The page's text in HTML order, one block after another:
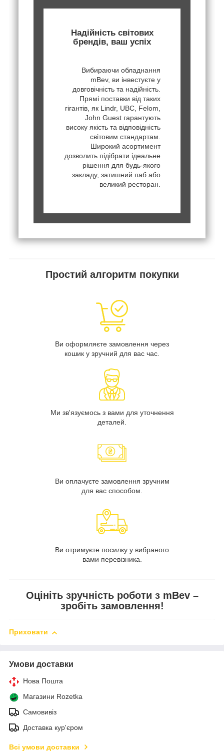
Надійність світових
брендів, ваш успіх
Вибираючи обладнання
mBev, ви інвестуєте у
довговічність та надійність.
Прямі поставки від таких
гігантів, як Lindr, UBC, Felom,
John Guest гарантують
високу якість та відповідність
світовим стандартам.
Широкий асортимент
дозволить підібрати ідеальне
рішення для будь-якого
закладу, затишний паб або
великий ресторан.
Простий алгоритм покупки
Ви оформляєте замовлення через
кошик у зручний для вас час.
Ми зв'язуємось з вами для уточнення
деталей.
Ви оплачуєте замовлення зручним
для вас способом.
Ви отримуєте посилку у вибраного
вами перевізника.
Оцініть зручність роботи з mBev –
зробіть замовлення!
Приховати
Умови доставки
Нова Пошта
Магазини Rozetka
Самовивіз
Доставка кур'єром
Всі умови доставки